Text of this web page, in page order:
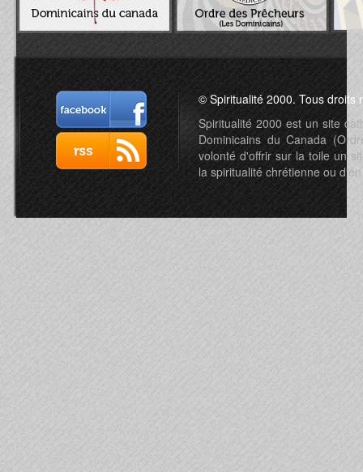
© Spiritualité 2000. Tous droits
Spiritualité 2000 est un site
Dominicains du Canada
volonté d'offrir sur la toile un
la spiritualité chrétienne ou